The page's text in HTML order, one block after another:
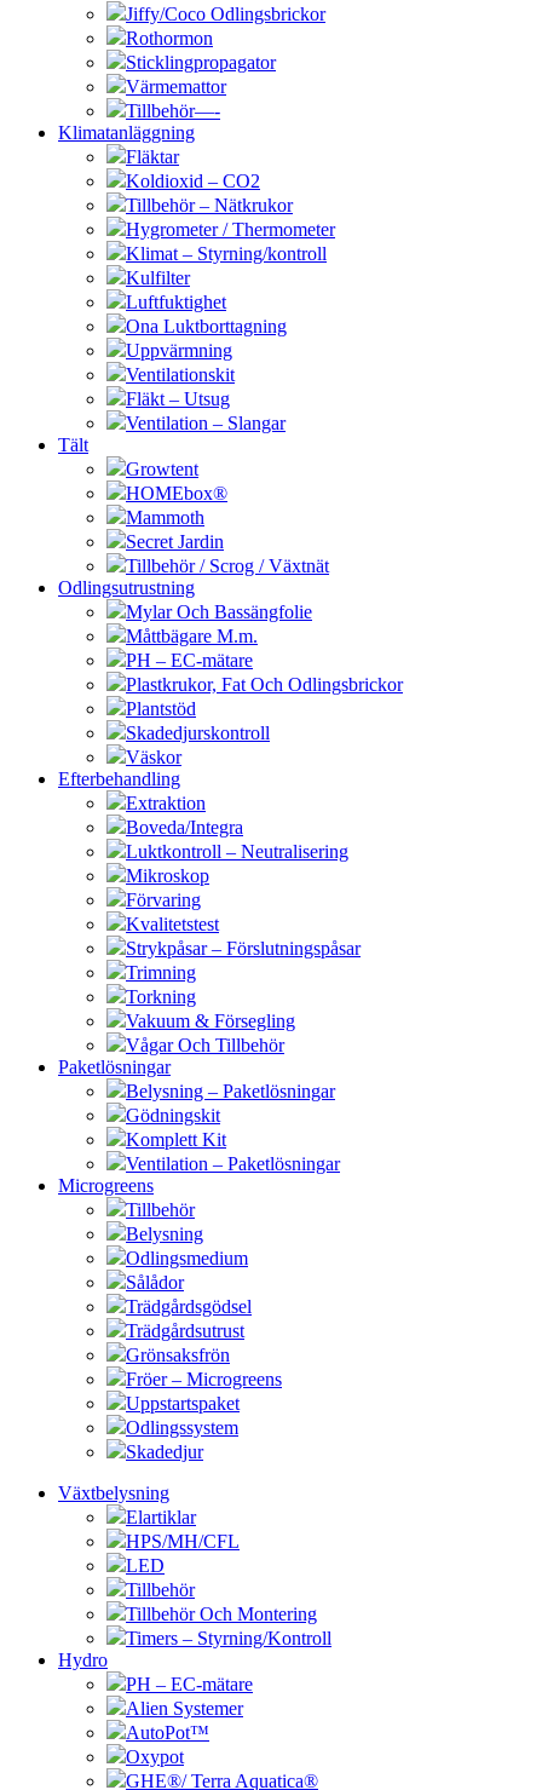
Jiffy/Coco Odlingsbrickor
Rothormon
Sticklingpropagator
Värmemattor
Tillbehör—-
Klimatanläggning
Fläktar
Koldioxid – CO2
Tillbehör – Nätkrukor
Hygrometer / Thermometer
Klimat – Styrning/kontroll
Kulfilter
Luftfuktighet
Ona Luktborttagning
Uppvärmning
Ventilationskit
Fläkt – Utsug
Ventilation – Slangar
Tält
Growtent
HOMEbox®
Mammoth
Secret Jardin
Tillbehör / Scrog / Växtnät
Odlingsutrustning
Mylar Och Bassängfolie
Måttbägare M.m.
PH – EC-mätare
Plastkrukor, Fat Och Odlingsbrickor
Plantstöd
Skadedjurskontroll
Väskor
Efterbehandling
Extraktion
Boveda/Integra
Luktkontroll – Neutralisering
Mikroskop
Förvaring
Kvalitetstest
Strykpåsar – Förslutningspåsar
Trimning
Torkning
Vakuum & Försegling
Vågar Och Tillbehör
Paketlösningar
Belysning – Paketlösningar
Gödningskit
Komplett Kit
Ventilation – Paketlösningar
Microgreens
Tillbehör
Belysning
Odlingsmedium
Sålådor
Trädgårdsgödsel
Trädgårdsutrust
Grönsaksfrön
Fröer – Microgreens
Uppstartspaket
Odlingssystem
Skadedjur
Växtbelysning
Elartiklar
HPS/MH/CFL
LED
Tillbehör
Tillbehör Och Montering
Timers – Styrning/Kontroll
Hydro
PH – EC-mätare
Alien Systemer
AutoPot™
Oxypot
GHE®/ Terra Aquatica®